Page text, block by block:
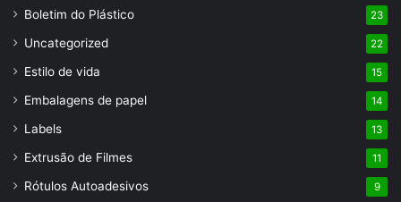
Boletim do Plástico 23
Uncategorized 22
Estilo de vida 15
Embalagens de papel 14
Labels 13
Extrusão de Filmes 11
Rótulos Autoadesivos 9